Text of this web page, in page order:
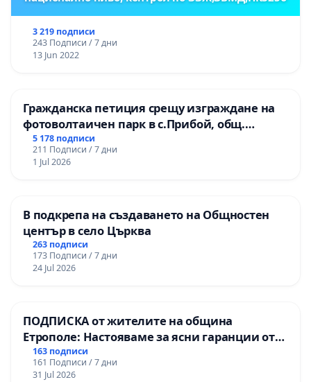
3 219 подписи
243 Подписи / 7 дни
13 Jun 2022
Гражданска петиция срещу изграждане на
фотоволтаичен парк в с.Прибой, общ.
Радомир
5 178 подписи
211 Подписи / 7 дни
1 Jul 2026
В подкрепа на създаването на Общностен
център в село Църква
263 подписи
173 Подписи / 7 дни
24 Jul 2026
ПОДПИСКА от жителите на община
Етрополе: Настояваме за ясни гаранции от
“Елаците-МЕД” АД и от държавата, че ще се
изпълнят всички екологични норми!
163 подписи
161 Подписи / 7 дни
31 Jul 2026